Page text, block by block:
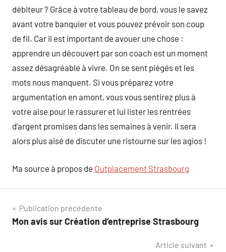
débiteur ? Grâce à votre tableau de bord, vous le savez
avant votre banquier et vous pouvez prévoir son coup
de fil. Car il est important de avouer une chose :
apprendre un découvert par son coach est un moment
assez désagréable à vivre. On se sent piégés et les
mots nous manquent. Si vous préparez votre
argumentation en amont, vous vous sentirez plus à
votre aise pour le rassurer et lui lister les rentrées
d’argent promises dans les semaines à venir. Il sera
alors plus aisé de discuter une ristourne sur les agios !
Ma source à propos de Outplacement Strasbourg
Navigation
de
Publication précédente
Mon avis sur Création d’entreprise Strasbourg
Article suivant